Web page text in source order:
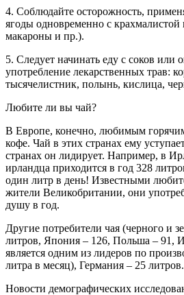
4. Соблюдайте осторожность,
ягоды одновременно с
макароны и пр.).
5. Следует начинать еду с соков или
употребление лекарственных трав:
тысячелистник, полынь, кислица,
Любите ли вы чай?
В Европе, конечно, любимым
кофе. Чай в этих странах ему
странах он лидирует. Например, в
ирландца приходится в год 328
один литр в день! Известными
жители Великобритании, они
душу в год.
Другие потребители чая (черного и
литров, Япония – 126, Польша – 91,
является одним из лидеров по
литра в месяц), Германия – 25 литров.
Новости демографических